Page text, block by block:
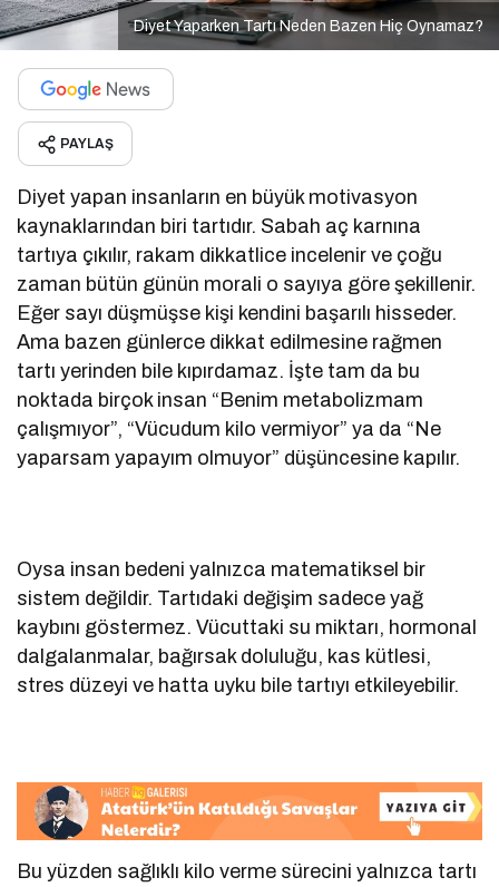
Diyet Yaparken Tartı Neden Bazen Hiç Oynamaz?
PAYLAŞ
Diyet yapan insanların en büyük motivasyon
kaynaklarından biri tartıdır. Sabah aç karnına
tartıya çıkılır, rakam dikkatlice incelenir ve çoğu
zaman bütün günün morali o sayıya göre şekillenir.
Eğer sayı düşmüşse kişi kendini başarılı hisseder.
Ama bazen günlerce dikkat edilmesine rağmen
tartı yerinden bile kıpırdamaz. İşte tam da bu
noktada birçok insan “Benim metabolizmam
çalışmıyor”, “Vücudum kilo vermiyor” ya da “Ne
yaparsam yapayım olmuyor” düşüncesine kapılır.
Oysa insan bedeni yalnızca matematiksel bir
sistem değildir. Tartıdaki değişim sadece yağ
kaybını göstermez. Vücuttaki su miktarı, hormonal
dalgalanmalar, bağırsak doluluğu, kas kütlesi,
stres düzeyi ve hatta uyku bile tartıyı etkileyebilir.
Bu yüzden sağlıklı kilo verme sürecini yalnızca tartı